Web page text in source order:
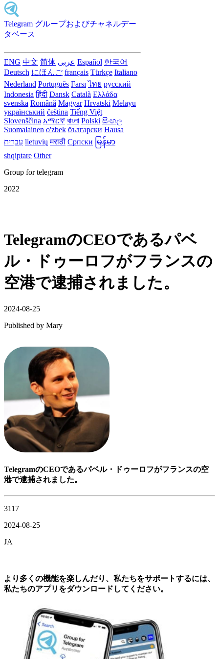
Telegram グループおよびチャネルデー
タベース
ENG 中文 简体 عربى Español 한국어
Deutsch にほんご français Türkçe Italiano
Nederland Português Fārsī‎ ไทย русский
Indonesia हिंदी Dansk‎ Català Ελλάδα
svenska Română Magyar Hrvatski Melayu
український čeština Tiếng Việt
Slovenščina አማርኛ বাংলা Polski සිංහල
Suomalainen o'zbek български Hausa
עִברִית lietuvių मराठी Српски မြန်မာ
shqiptare Other
Group for telegram
2022
TelegramのCEOであるパベ
ル・ドゥーロフがフランスの
空港で逮捕されました。
2024-08-25
Published by Mary
TelegramのCEOであるパベル・ドゥーロフがフランスの空
港で逮捕されました。
3117
2024-08-25
JA
より多くの機能を楽しんだり、私たちをサポートするには、
私たちのアプリをダウンロードしてください。